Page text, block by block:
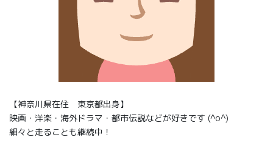
【神奈川県在住 東京都出身】
映画・洋楽・海外ドラマ・都市伝説などが好きです (^o^)
細々と走ることも継続中！